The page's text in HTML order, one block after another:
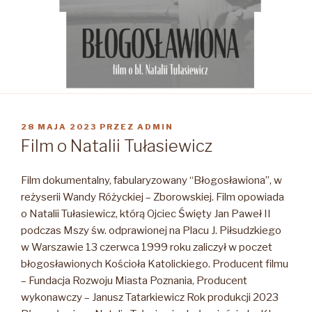
OPUBLIKOWANE
W
28 MAJA 2023 PRZEZ ADMIN
Film o Natalii Tułasiewicz
Film dokumentalny, fabularyzowany “Błogosławiona”, w
reżyserii Wandy Różyckiej – Zborowskiej. Film opowiada
o Natalii Tułasiewicz, którą Ojciec Święty Jan Paweł II
podczas Mszy św. odprawionej na Placu J. Piłsudzkiego
w Warszawie 13 czerwca 1999 roku zaliczył w poczet
błogosławionych Kościoła Katolickiego. Producent filmu
– Fundacja Rozwoju Miasta Poznania, Producent
wykonawczy – Janusz Tatarkiewicz Rok produkcji 2023